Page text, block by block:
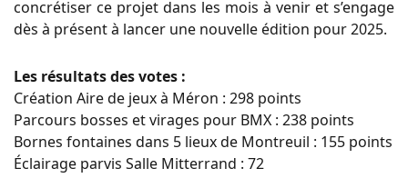
concrétiser ce projet dans les mois à venir et s’engage
dès à présent à lancer une nouvelle édition pour 2025.
Les résultats des votes :
Création Aire de jeux à Méron : 298 points
Parcours bosses et virages pour BMX : 238 points
Bornes fontaines dans 5 lieux de Montreuil : 155 points
Éclairage parvis Salle Mitterrand : 72